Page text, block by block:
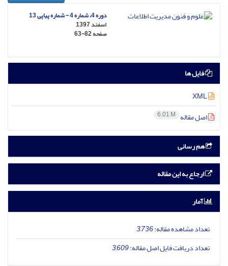
دوره 4، شماره 4 - شماره پیاپی 13
اسفند 1397
صفحه63-82
فایل ها
اصل مقاله 6.01 M
هم رسانی
ارجاع به این مقاله
آمار
تعداد مشاهده مقاله:3,736
تعداد دریافت فایل اصل مقاله:3,609